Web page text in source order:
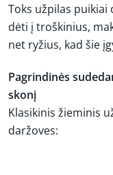
Toks užpilas puikiai
dėti į troškinius,
net ryžius, kad šie
Pagrindinės
skonį
Klasikinis žieminis
daržoves: